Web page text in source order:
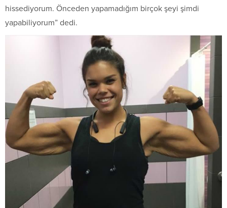
hissediyorum. Önceden yapamadığım birçok şeyi şimdi
yapabiliyorum” dedi.